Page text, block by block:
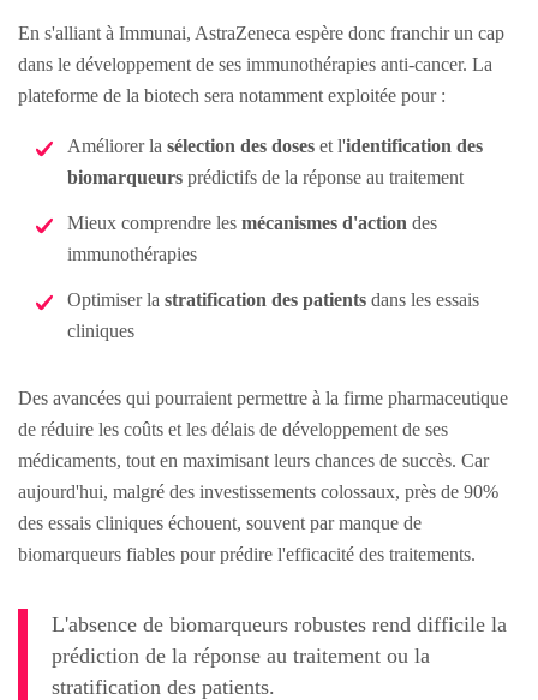
En s'alliant à Immunai, AstraZeneca espère donc franchir un cap
dans le développement de ses immunothérapies anti-cancer. La
plateforme de la biotech sera notamment exploitée pour :
Améliorer la sélection des doses et l'identification des
biomarqueurs prédictifs de la réponse au traitement
Mieux comprendre les mécanismes d'action des
immunothérapies
Optimiser la stratification des patients dans les essais
cliniques
Des avancées qui pourraient permettre à la firme pharmaceutique
de réduire les coûts et les délais de développement de ses
médicaments, tout en maximisant leurs chances de succès. Car
aujourd'hui, malgré des investissements colossaux, près de 90%
des essais cliniques échouent, souvent par manque de
biomarqueurs fiables pour prédire l'efficacité des traitements.
L'absence de biomarqueurs robustes rend difficile la
prédiction de la réponse au traitement ou la
stratification des patients.